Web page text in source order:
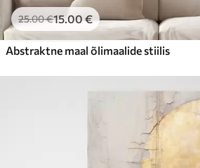
25.00€15.00€
Abstraktne maal õlimaalide stiilis